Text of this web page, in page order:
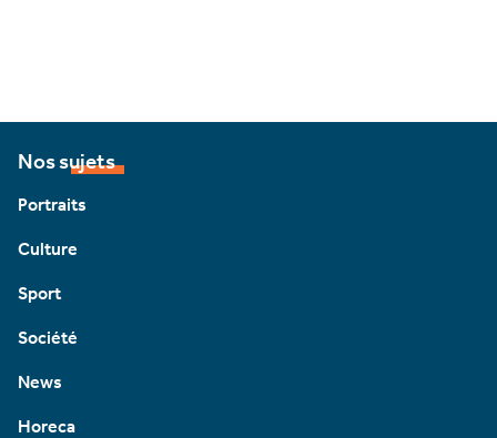
Nos sujets
Portraits
Culture
Sport
Société
News
Horeca